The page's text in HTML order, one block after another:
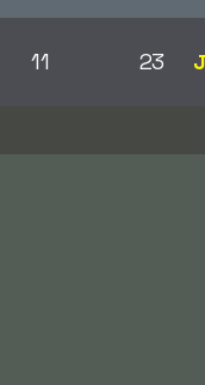
11 23